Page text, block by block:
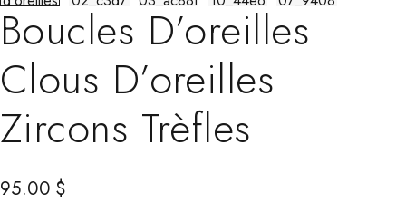
Boucles D’oreilles
Clous D’oreilles
Zircons Trèfles
95.00 $